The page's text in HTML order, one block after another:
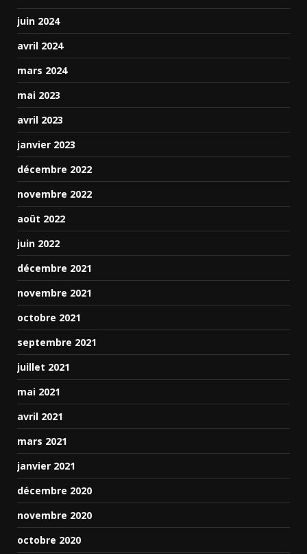
juin 2024
avril 2024
mars 2024
mai 2023
avril 2023
janvier 2023
décembre 2022
novembre 2022
août 2022
juin 2022
décembre 2021
novembre 2021
octobre 2021
septembre 2021
juillet 2021
mai 2021
avril 2021
mars 2021
janvier 2021
décembre 2020
novembre 2020
octobre 2020